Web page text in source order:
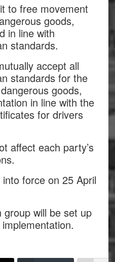
to free movement
goods,
in line with
standards.
accept all
standards for the
goods,
in line with the
for drivers
affect each party’s
force on 25 April
will be set up